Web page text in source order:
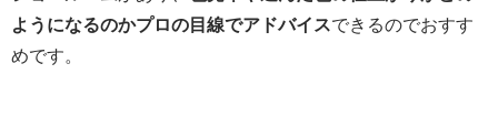
ようになるのかプロの目線でアドバイスできるのでおすす
めです。